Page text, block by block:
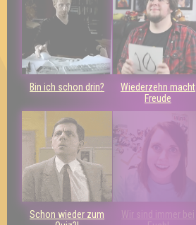
Bin ich schon drin?
Wiederzehn macht
Freude
Schon wieder zum
Wir sind immer bei